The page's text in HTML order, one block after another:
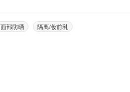
面部防晒 隔离/妆前乳